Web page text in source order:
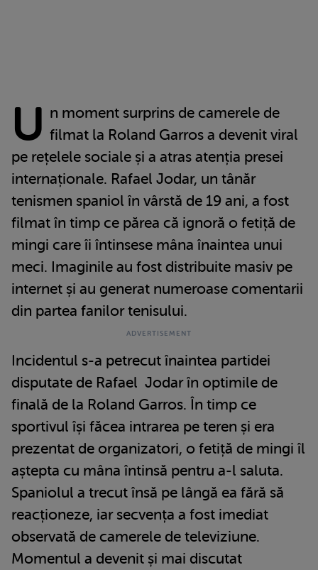
U n moment surprins de camerele de
filmat la Roland Garros a devenit viral
pe rețelele sociale și a atras atenția presei
internaționale. Rafael Jodar, un tânăr
tenismen spaniol în vârstă de 19 ani, a fost
filmat în timp ce părea că ignoră o fetiță de
mingi care îi întinsese mâna înaintea unui
meci. Imaginile au fost distribuite masiv pe
internet și au generat numeroase comentarii
din partea fanilor tenisului.
Incidentul s-a petrecut înaintea partidei
disputate de Rafael Jodar în optimile de
finală de la Roland Garros. În timp ce
sportivul își făcea intrarea pe teren și era
prezentat de organizatori, o fetiță de mingi îl
aștepta cu mâna întinsă pentru a-l saluta.
Spaniolul a trecut însă pe lângă ea fără să
reacționeze, iar secvența a fost imediat
observată de camerele de televiziune.
Momentul a devenit și mai discutat